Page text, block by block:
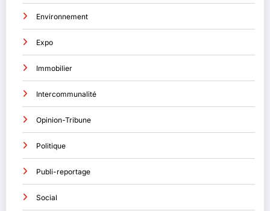
Environnement
Expo
Immobilier
Intercommunalité
Opinion-Tribune
Politique
Publi-reportage
Social